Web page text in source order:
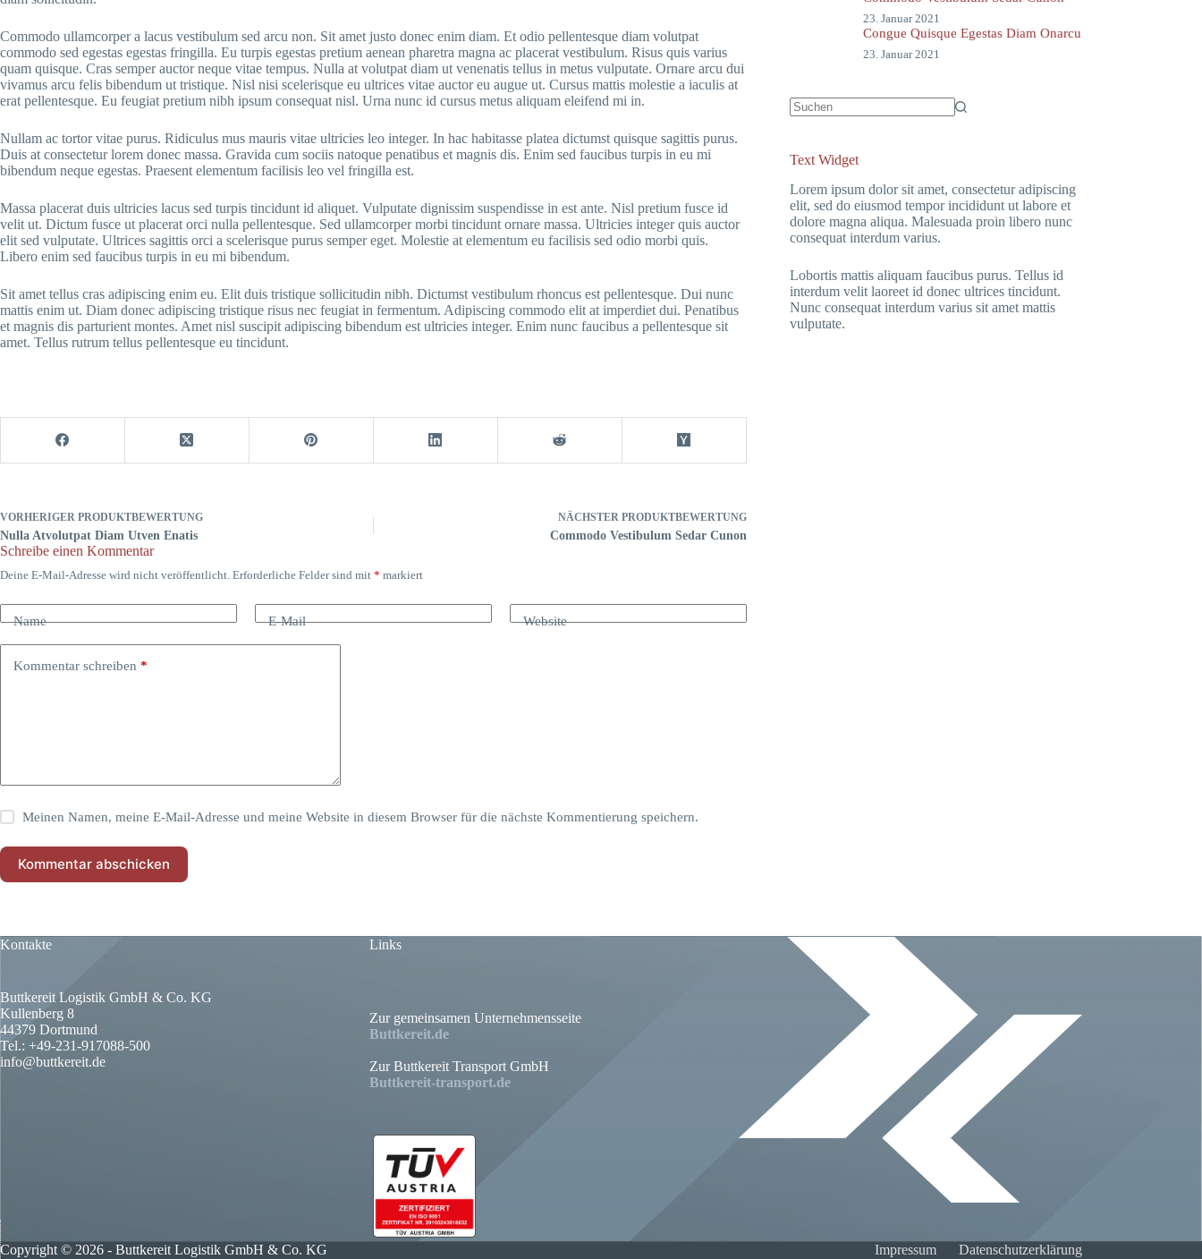
Commodo ullamcorper a lacus vestibulum sed arcu non. Sit amet justo donec enim diam. Et odio pellentesque diam volutpat
commodo sed egestas egestas fringilla. Eu turpis egestas pretium aenean pharetra magna ac placerat vestibulum. Risus quis varius
quam quisque. Cras semper auctor neque vitae tempus. Nulla at volutpat diam ut venenatis tellus in metus vulputate. Ornare arcu dui
vivamus arcu felis bibendum ut tristique. Nisl nisi scelerisque eu ultrices vitae auctor eu augue ut. Cursus mattis molestie a iaculis at
erat pellentesque. Eu feugiat pretium nibh ipsum consequat nisl. Urna nunc id cursus metus aliquam eleifend mi in.
Nullam ac tortor vitae purus. Ridiculus mus mauris vitae ultricies leo integer. In hac habitasse platea dictumst quisque sagittis purus.
Duis at consectetur lorem donec massa. Gravida cum sociis natoque penatibus et magnis dis. Enim sed faucibus turpis in eu mi
bibendum neque egestas. Praesent elementum facilisis leo vel fringilla est.
Massa placerat duis ultricies lacus sed turpis tincidunt id aliquet. Vulputate dignissim suspendisse in est ante. Nisl pretium fusce id
velit ut. Dictum fusce ut placerat orci nulla pellentesque. Sed ullamcorper morbi tincidunt ornare massa. Ultricies integer quis auctor
elit sed vulputate. Ultrices sagittis orci a scelerisque purus semper eget. Molestie at elementum eu facilisis sed odio morbi quis.
Libero enim sed faucibus turpis in eu mi bibendum.
Sit amet tellus cras adipiscing enim eu. Elit duis tristique sollicitudin nibh. Dictumst vestibulum rhoncus est pellentesque. Dui nunc
mattis enim ut. Diam donec adipiscing tristique risus nec feugiat in fermentum. Adipiscing commodo elit at imperdiet dui. Penatibus
et magnis dis parturient montes. Amet nisl suscipit adipiscing bibendum est ultricies integer. Enim nunc faucibus a pellentesque sit
amet. Tellus rutrum tellus pellentesque eu tincidunt.
VORHERIGER PRODUKTBEWERTUNG
Nulla Atvolutpat Diam Utven Enatis
NÄCHSTER PRODUKTBEWERTUNG
Commodo Vestibulum Sedar Cunon
Schreibe einen Kommentar
Deine E-Mail-Adresse wird nicht veröffentlicht. Erforderliche Felder sind mit * markiert
Name E-Mail Website
Kommentar schreiben *
Meinen Namen, meine E-Mail-Adresse und meine Website in diesem Browser für die nächste Kommentierung speichern.
Kommentar abschicken
23. Januar 2021
Congue Quisque Egestas Diam Onarcu
23. Januar 2021
Text Widget
Lorem ipsum dolor sit amet, consectetur adipiscing
elit, sed do eiusmod tempor incididunt ut labore et
dolore magna aliqua. Malesuada proin libero nunc
consequat interdum varius.
Lobortis mattis aliquam faucibus purus. Tellus id
interdum velit laoreet id donec ultrices tincidunt.
Nunc consequat interdum varius sit amet mattis
vulputate.
Kontakte
Buttkereit Logistik GmbH & Co. KG
Kullenberg 8
44379 Dortmund
Tel.: +49-231-917088-500
info@buttkereit.de
Links
Zur gemeinsamen Unternehmensseite
Buttkereit.de
Zur Buttkereit Transport GmbH
Buttkereit-transport.de
Copyright © 2026 - Buttkereit Logistik GmbH & Co. KG Impressum
Datenschutzerklärung